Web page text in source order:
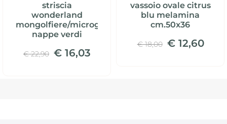
striscia
wonderland
mongolfiere/microgeometrico
nappe verdi
€ 22,90 € 16,03
vassoio ovale citrus
blu melamina
cm.50x36
€ 18,00 € 12,60